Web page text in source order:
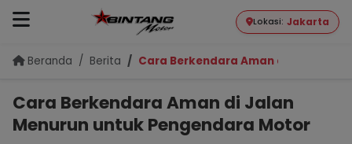
Lokasi: Jakarta
Beranda Berita Cara Berkendara Aman di Jalan
Cara Berkendara Aman di Jalan
Menurun untuk Pengendara Motor